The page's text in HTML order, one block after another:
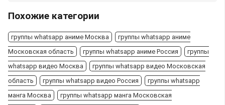
Похожие категории
группы whatsapp аниме Москва
группы whatsapp аниме
Московская область
группы whatsapp аниме Россия
группы
whatsapp видео Москва
группы whatsapp видео Московская
область
группы whatsapp видео Россия
группы whatsapp
манга Москва
группы whatsapp манга Московская